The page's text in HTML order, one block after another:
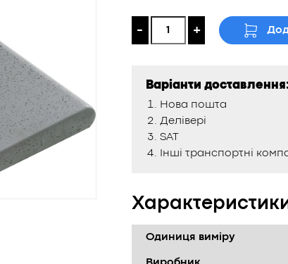
- +
Варіанти
Нова пошта
Делівері
SAT
Інші транспортні
Одиниця виміру